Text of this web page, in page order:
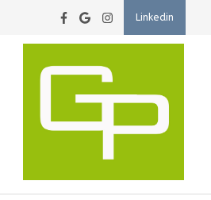
Linkedin